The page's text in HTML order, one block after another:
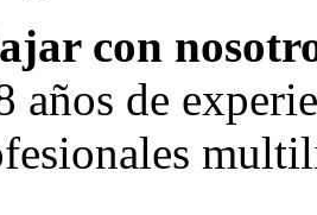
con
años de